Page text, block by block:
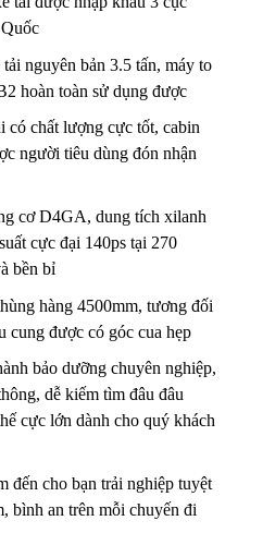
nguyên bản 3.5 tấn, máy to
hoàn toàn sử dụng được
có chất lượng cực tốt, cabin
người tiêu dùng đón nhận
cơ D4GA, dung tích xilanh
cực đại 140ps tại 270
bền bỉ
hàng 4500mm, tương đối
cung được có góc cua hẹp
bảo dưỡng chuyên nghiệp,
dễ kiếm tìm đâu đâu
cực lớn dành cho quý khách
đến cho bạn trải nghiệp tuyệt
bình an trên mỗi chuyến đi